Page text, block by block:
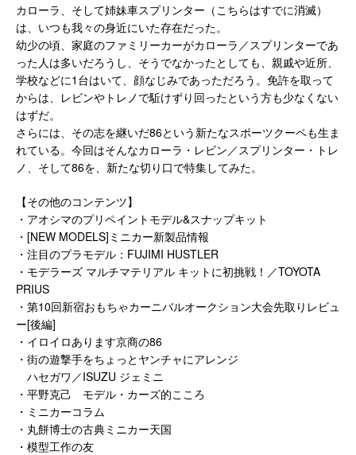
カローラ、そして姉妹車スプリンター（こちらはすでに消滅）
は、いつも我々の身近にいた存在だった。
幼少の頃、家庭のファミリーカーがカローラ／スプリンターであ
った人は多いだろうし、そうでなかったとしても、親戚や近所、
学校などに1台はいて、顔なじみであっただろう。免許を取って
からは、レビンやトレノで駈けずり回ったという方も少なくない
はずだ。
さらには、その志を継いだ86という新たなスポーツクーペも生ま
れている。今回はそんなカローラ・レビン／スプリンター・トレ
ノ、そして86を、新たな切り口で特集してみた。
【その他のコンテンツ】
・アオシマのプリペイントモデル&スナップキット
・[NEW MODELS]ミニカー新製品情報
・注目のプラモデル：FUJIMI HUSTLER
・モデラーズ マルチマテリアル キットに初挑戦！／TOYOTA
PRIUS
・第10回新宿おもちゃカーニバルオークション大会先取りレビュ
ー[後編]
・イロイロあります京商の86
・街の遊撃手をちょっとヤンチャにアレンジ
ハセガワ／ISUZU ジェミニ
・平野克己 モデル・カーズ的こころ
・ミニカーコラム
・丸餅博士の古典ミニカー天国
・模型工作の友